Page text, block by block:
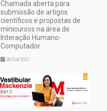
Chamada aberta para
submissão de artigos
científicos e propostas de
minicursos na área de
Interação Humano-
Computador
26/04/2021